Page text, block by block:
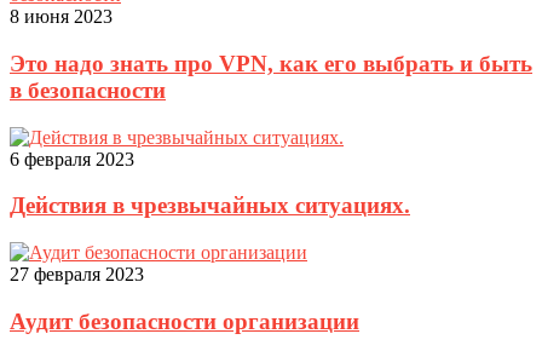
8 июня 2023
Это надо знать про VPN, как его выбрать и быть
в безопасности
6 февраля 2023
Действия в чрезвычайных ситуациях.
27 февраля 2023
Аудит безопасности организации